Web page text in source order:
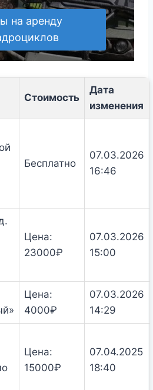
на аренду
Стоимость
Дата
изменения
Бесплатно
07.03.2026
16:46
Цена:
23000₽
07.03.2026
15:00
Цена:
4000₽
07.03.2026
14:29
Цена:
15000₽
07.04.2025
18:40